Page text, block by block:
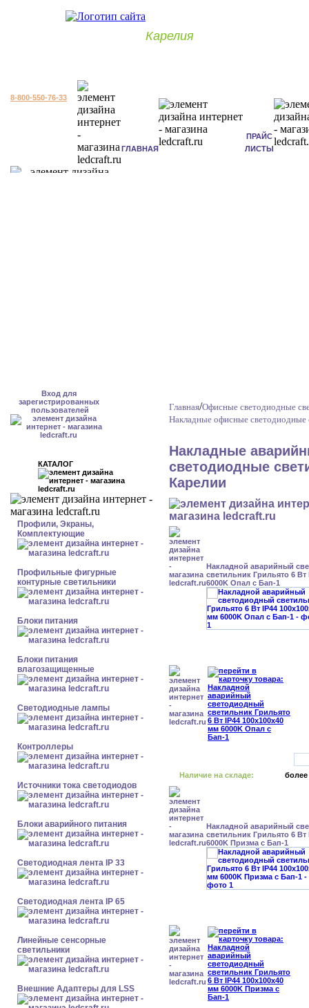
Карелия
8-800-550-76-33
ГЛАВНАЯ
ПРАЙС
ЛИСТЫ
Вход для
зарегистрированных
пользователей
КАТАЛОГ
Профили, Экраны,
Комплектующие
Профильные фигурные
контурные светильники
Блоки питания
Блоки питания
влагозащищенные
Светодиодные лампы
Контроллеры
Источники тока светодиодов
Блоки аварийного питания
Светодиодная лента IP 33
Светодиодная лента IP 65
Линейные сенсорные
светильники
Внешние Адаптеры для LSS
Главная/Офисные светодиодные
Накладные офисные
Накладные
светодиодные
Карелии
Накладной аварийный
светильник Грильято 6 Вт
6000K Опал с Бап-1
Наличие на складе: более
Накладной аварийный
светильник Грильято 6 Вт
6000K Призма с Бап-1